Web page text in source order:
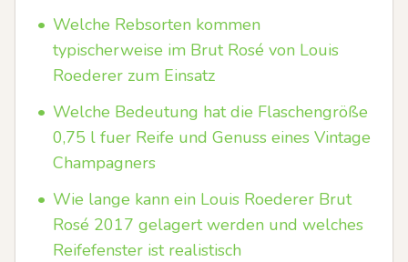
• Welche Rebsorten kommen
typischerweise im Brut Rosé von Louis
Roederer zum Einsatz
• Welche Bedeutung hat die Flaschengröße
0,75 l fuer Reife und Genuss eines Vintage
Champagners
• Wie lange kann ein Louis Roederer Brut
Rosé 2017 gelagert werden und welches
Reifefenster ist realistisch